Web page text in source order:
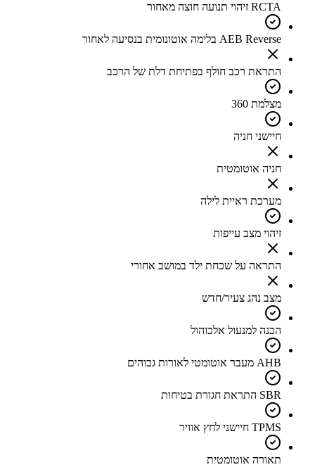
RCTA זיהוי תנועה חוצה מאחור
AEB Reverse בלימה אוטונומית בנסיעה לאחור
התראת רכב חולף בפתיחת דלת של הרכב
מצלמת 360
חיישני חניה
חניה אוטומטית
מערכת ראיית לילה
זיהוי מצב עייפות
התראה על שכחת ילד במושב אחורי
מצב נהג צעיר/חדש
הכנה למנעול אלכוהול
AHB מעבר אוטומטי לאורות גבוהים
SBR התראת חגורת בטיחות
TPMS חיישני לחץ אוויר
תאורה אוטומטית